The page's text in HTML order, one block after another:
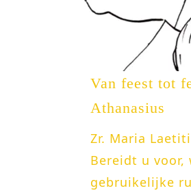
Van feest tot
Athanasius
Zr. Maria
Bereidt u voor,
gebruikelijke